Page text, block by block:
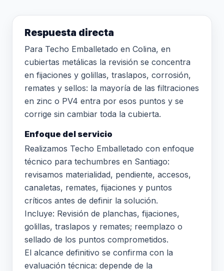
Respuesta directa
Para Techo Emballetado en Colina, en
cubiertas metálicas la revisión se concentra
en fijaciones y golillas, traslapos, corrosión,
remates y sellos: la mayoría de las filtraciones
en zinc o PV4 entra por esos puntos y se
corrige sin cambiar toda la cubierta.
Enfoque del servicio
Realizamos Techo Emballetado con enfoque
técnico para techumbres en Santiago:
revisamos materialidad, pendiente, accesos,
canaletas, remates, fijaciones y puntos
críticos antes de definir la solución.
Incluye: Revisión de planchas, fijaciones,
golillas, traslapos y remates; reemplazo o
sellado de los puntos comprometidos.
El alcance definitivo se confirma con la
evaluación técnica: depende de la